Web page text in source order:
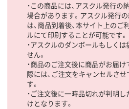
・この商品には、アスクル発行
場合があります。アスクル発行
は、商品到着後、本サイト上の
ルにて印刷することが可能です。
・アスクルのダンボールもしく
せん。
・商品のご注文後に商品がお届
際には、ご注文をキャンセルさ
す。
・ご注文後に一時品切れが判明
けとなります。